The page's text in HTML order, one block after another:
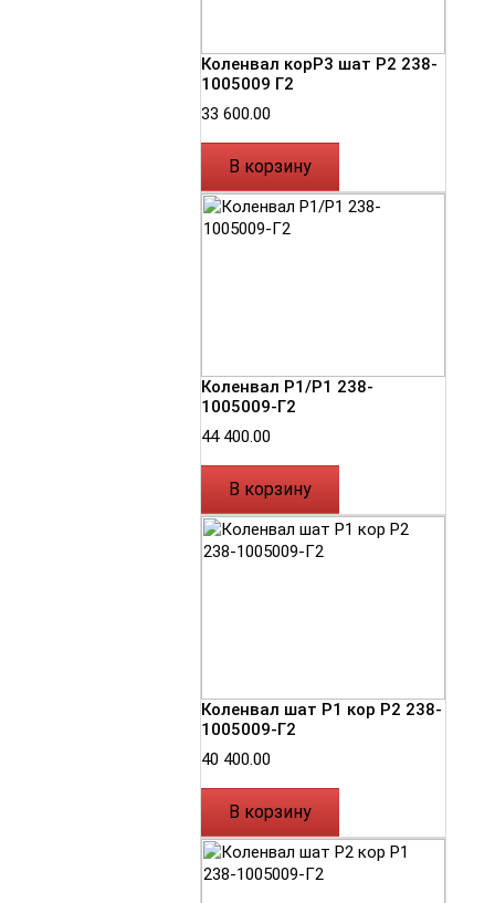
Коленвал корР3 шат Р2 238-
1005009 Г2
33 600.00
В корзину
Коленвал Р1/Р1 238-
1005009-Г2
44 400.00
В корзину
Коленвал шат Р1 кор Р2 238-
1005009-Г2
40 400.00
В корзину